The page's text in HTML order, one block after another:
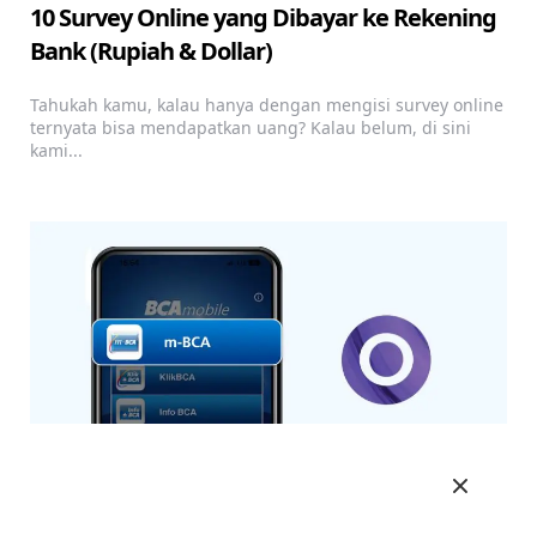
10 Survey Online yang Dibayar ke Rekening
Bank (Rupiah & Dollar)
Tahukah kamu, kalau hanya dengan mengisi survey online
ternyata bisa mendapatkan uang? Kalau belum, di sini
kami...